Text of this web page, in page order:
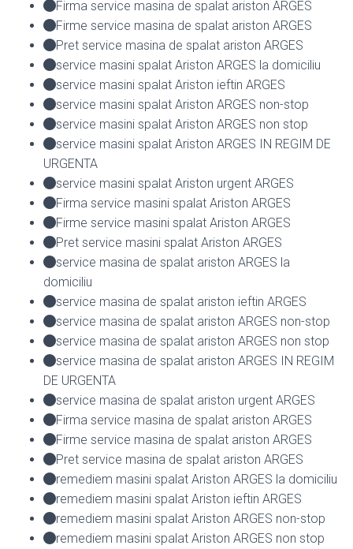
Firma service masina de spalat ariston ARGES
Firme service masina de spalat ariston ARGES
Pret service masina de spalat ariston ARGES
service masini spalat Ariston ARGES la domiciliu
service masini spalat Ariston ieftin ARGES
service masini spalat Ariston ARGES non-stop
service masini spalat Ariston ARGES non stop
service masini spalat Ariston ARGES IN REGIM DE
URGENTA
service masini spalat Ariston urgent ARGES
Firma service masini spalat Ariston ARGES
Firme service masini spalat Ariston ARGES
Pret service masini spalat Ariston ARGES
service masina de spalat ariston ARGES la
domiciliu
service masina de spalat ariston ieftin ARGES
service masina de spalat ariston ARGES non-stop
service masina de spalat ariston ARGES non stop
service masina de spalat ariston ARGES IN REGIM
DE URGENTA
service masina de spalat ariston urgent ARGES
Firma service masina de spalat ariston ARGES
Firme service masina de spalat ariston ARGES
Pret service masina de spalat ariston ARGES
remediem masini spalat Ariston ARGES la domiciliu
remediem masini spalat Ariston ieftin ARGES
remediem masini spalat Ariston ARGES non-stop
remediem masini spalat Ariston ARGES non stop